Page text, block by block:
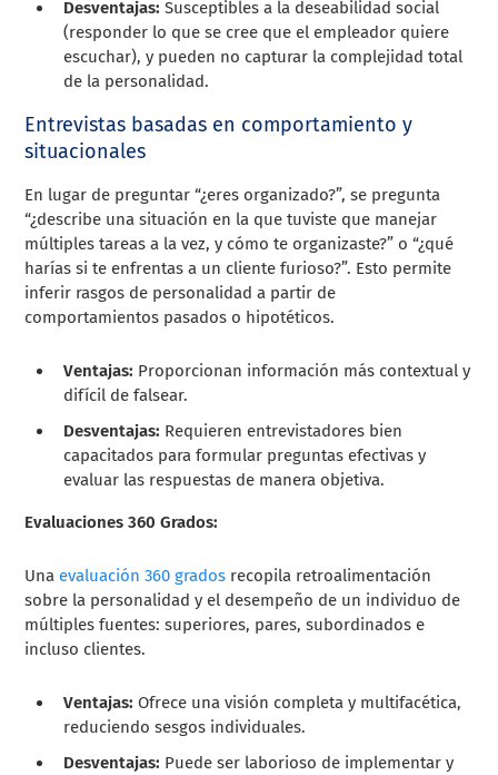
Desventajas: Susceptibles a la deseabilidad social
(responder lo que se cree que el empleador quiere
escuchar), y pueden no capturar la complejidad total
de la personalidad.
Entrevistas basadas en comportamiento y
situacionales
En lugar de preguntar “¿eres organizado?”, se pregunta
“¿describe una situación en la que tuviste que manejar
múltiples tareas a la vez, y cómo te organizaste?” o “¿qué
harías si te enfrentas a un cliente furioso?”. Esto permite
inferir rasgos de personalidad a partir de
comportamientos pasados o hipotéticos.
Ventajas: Proporcionan información más contextual y
difícil de falsear.
Desventajas: Requieren entrevistadores bien
capacitados para formular preguntas efectivas y
evaluar las respuestas de manera objetiva.
Evaluaciones 360 Grados:
Una evaluación 360 grados recopila retroalimentación
sobre la personalidad y el desempeño de un individuo de
múltiples fuentes: superiores, pares, subordinados e
incluso clientes.
Ventajas: Ofrece una visión completa y multifacética,
reduciendo sesgos individuales.
Desventajas: Puede ser laborioso de implementar y